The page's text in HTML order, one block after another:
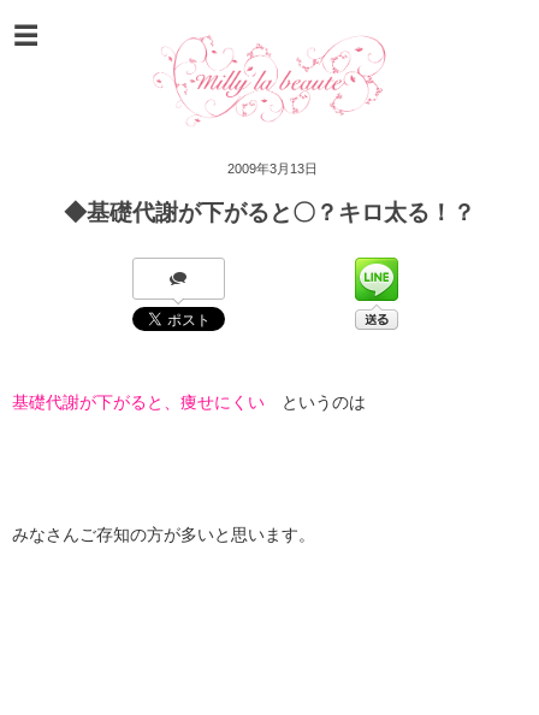
2009年3月13日
◆基礎代謝が下がると〇？キロ太る！？
基礎代謝が下がると、痩せにくい というのは
みなさんご存知の方が多いと思います。